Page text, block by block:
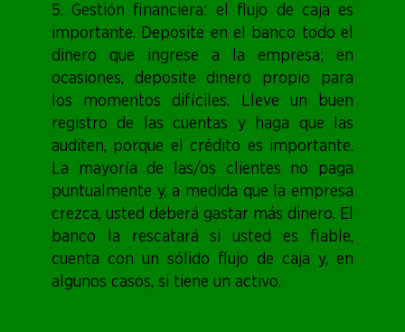
5. Gestión financiera: el flujo de caja es
importante. Deposite en el banco todo el
dinero que ingrese a la empresa; en
ocasiones, deposite dinero propio para
los momentos difíciles. Lleve un buen
registro de las cuentas y haga que las
auditen, porque el crédito es importante.
La mayoría de las/os clientes no paga
puntualmente y, a medida que la empresa
crezca, usted deberá gastar más dinero. El
banco la rescatará si usted es fiable,
cuenta con un sólido flujo de caja y, en
algunos casos, si tiene un activo.